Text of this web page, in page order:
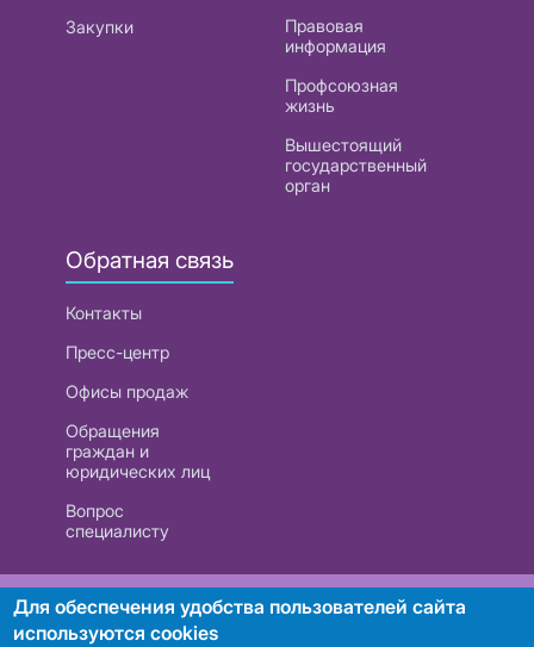
Закупки
Правовая
информация
Профсоюзная
жизнь
Вышестоящий
государственный
орган
Обратная связь
Контакты
Пресс-центр
Офисы продаж
Обращения
граждан и
юридических лиц
Вопрос
специалисту
РУП «Белтелеком». УНП 101007741
Для обеспечения удобства пользователей сайта
используются cookies